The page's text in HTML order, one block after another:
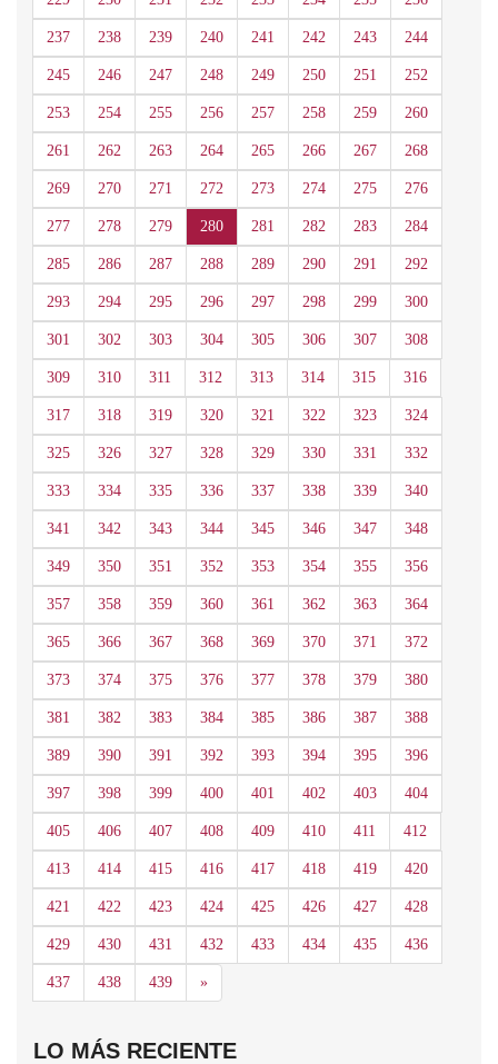
237 238 239 240 241 242 243 244
245 246 247 248 249 250 251 252
253 254 255 256 257 258 259 260
261 262 263 264 265 266 267 268
269 270 271 272 273 274 275 276
277 278 279 280 281 282 283 284
285 286 287 288 289 290 291 292
293 294 295 296 297 298 299 300
301 302 303 304 305 306 307 308
309 310 311 312 313 314 315 316
317 318 319 320 321 322 323 324
325 326 327 328 329 330 331 332
333 334 335 336 337 338 339 340
341 342 343 344 345 346 347 348
349 350 351 352 353 354 355 356
357 358 359 360 361 362 363 364
365 366 367 368 369 370 371 372
373 374 375 376 377 378 379 380
381 382 383 384 385 386 387 388
389 390 391 392 393 394 395 396
397 398 399 400 401 402 403 404
405 406 407 408 409 410 411 412
413 414 415 416 417 418 419 420
421 422 423 424 425 426 427 428
429 430 431 432 433 434 435 436
437 438 439 »Siguiente
LO MÁS RECIENTE